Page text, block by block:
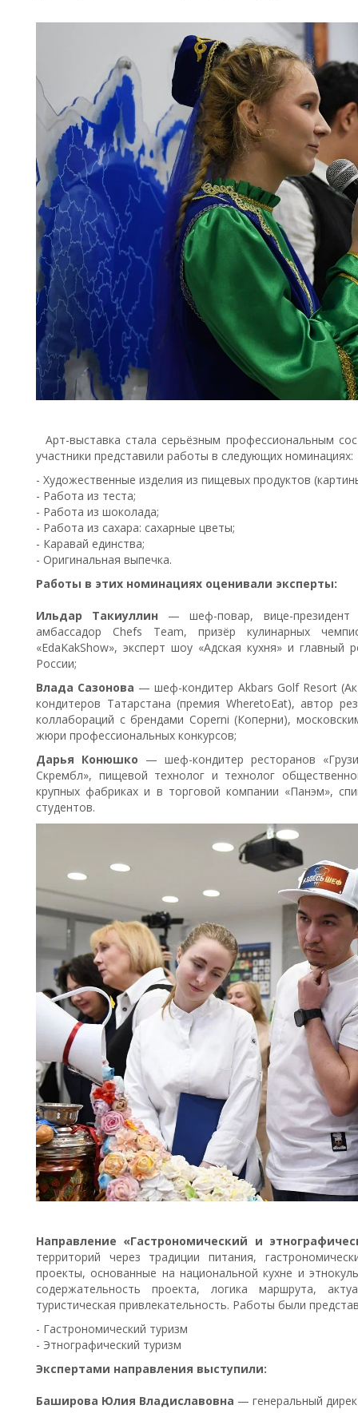
Арт-выставка стала серьёзным профессиональным
участники представили работы в следующих номинациях:
- Художественные изделия из пищевых продуктов
- Работа из теста;
- Работа из шоколада;
- Работа из сахара: сахарные цветы;
- Каравай единства;
- Оригинальная выпечка.
Работы в этих номинациях оценивали эксперты:
Ильдар Такиуллин — шеф-повар, вице-президент
амбассадор Chefs Team, призёр кулинарных
«EdaKakShow», эксперт шоу «Адская кухня» и главный
России;
Влада Сазонова — шеф-кондитер Akbars Golf Resort
кондитеров Татарстана (премия WheretoEat), автор
коллабораций с брендами Coperni (Коперни),
жюри профессиональных конкурсов;
Дарья Конюшко — шеф-кондитер ресторанов
Скрембл», пищевой технолог и технолог
крупных фабриках и в торговой компании «Панэм»,
студентов.
Направление «Гастрономический и
территорий через традиции питания,
проекты, основанные на национальной кухне и
содержательность проекта, логика маршрута,
туристическая привлекательность. Работы были
- Гастрономический туризм
- Этнографический туризм
Экспертами направления выступили:
Баширова Юлия Владиславовна — генеральный